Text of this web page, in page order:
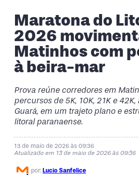
Maratona do
2026
Matinhos com
à beira-mar
Prova reúne corredores em
percursos de 5K, 10K, 21K e
Guará, em um trajeto plano e
litoral paranaense.
13 de maio de 2026 às 09:36
Atualizado em 13 de maio de 2026 às 09:36
por: Lucio Sanfelice